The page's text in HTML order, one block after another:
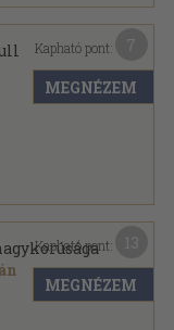
Kapható pont:
MEGNÉZEM
Kapható pont:
MEGNÉZEM